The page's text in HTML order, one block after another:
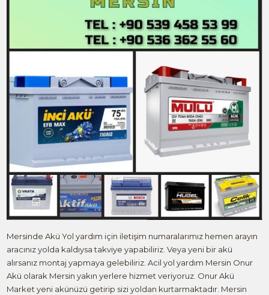
Mersinde Akü Yol yardım için iletişim numaralarımız hemen arayın
aracınız yolda kaldıysa takviye yapabiliriz. Veya yeni bir akü
alırsanız montaj yapmaya gelebiliriz. Acil yol yardım Mersin Onur
Akü olarak Mersin yakın yerlere hizmet veriyoruz. Onur Akü
Market yeni akünüzü getirip sizi yoldan kurtarmaktadır. Mersin